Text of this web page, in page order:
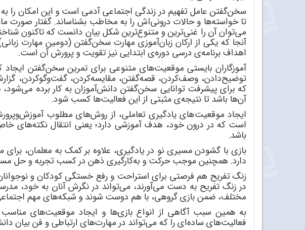
سخنگفتن عامل تفهیم در زندگی اجتماعی آدمی است و این امکان را
تا خواستهها و حالات درونیاش را به مخاطب بشناساند. گفتار صورت
میتوان آن را غنیترین و متنوعترین شکل بیان دانست که تاکنون
آنجا که یکی از ارکان زبانآموزی مهارت سخنگفتن (دومین مهارت
اهداف برنامهی درسی دورهی ابتدایی نیز تقویت و پرورش آن است.
آموزگاران بایستی موقعیتهای متنوعی برای تمرین سخنگفتن ایجاد
توضیحدادن، وصفکردن، قصهگفتن، مقایسهکردن، گفتوگوکردن،
که برای پیشرفت توانایی سخنگفتن دانشآموزان به کار برده میشود،
آنها باشد تا نتیجهی مثبتی از این فعالیتها کسب شود.
ایجاد موقعیتهای یادگیری تعاملی، از روشهای مطلوب آموزشو
است که در درون خود، هدف آموزشی دارد؛ یعنی انتقال نکتههای
باشد.
بازی با گشودن مسیری نو در یادگیری، علاوه بر کمک به معلمان، برای
دارد. همچنین موجب حرکت و بهکارگیری ذهن در کسب تجربه و حل
زنگ تفریح هم فرصتی برای استراحت و رفع خستگی کودکان و
در زنگ تفریح به دست میآورند، میتواند در نگرش آنان به خود،
مختلف، ضمن بازی گروهی، با هم دوست شوند و شبکههای مهم
به همین سبب آگاهی از انواع بازیها و ایجاد موقعیتهای مناسب
فعالیتهای سادهای را که میتواند در مهارتهای ارتباطی و فن بیان